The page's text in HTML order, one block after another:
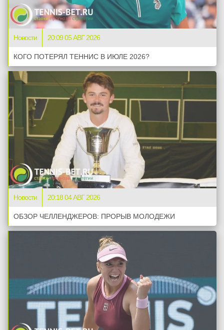
Новости 20:09 05 АВГ 2026
КОГО ПОТЕРЯЛ ТЕННИС В ИЮЛЕ 2026?
Новости 20:18 04 АВГ 2026
ОБЗОР ЧЕЛЛЕНДЖЕРОВ: ПРОРЫВ МОЛОДЕЖИ